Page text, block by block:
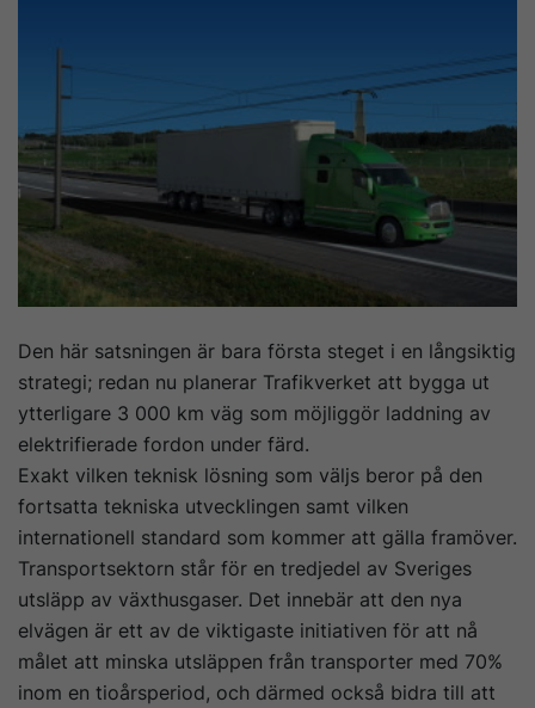
Den här satsningen är bara första steget i en långsiktig
strategi; redan nu planerar Trafikverket att bygga ut
ytterligare 3 000 km väg som möjliggör laddning av
elektrifierade fordon under färd.
Exakt vilken teknisk lösning som väljs beror på den
fortsatta tekniska utvecklingen samt vilken
internationell standard som kommer att gälla framöver.
Transportsektorn står för en tredjedel av Sveriges
utsläpp av växthusgaser. Det innebär att den nya
elvägen är ett av de viktigaste initiativen för att nå
målet att minska utsläppen från transporter med 70%
inom en tioårsperiod, och därmed också bidra till att